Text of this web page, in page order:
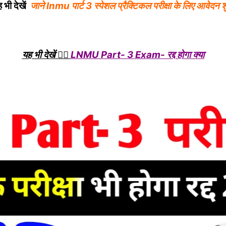
भी देखें जाने lnmu पार्ट 3 स्पेशल प्रैक्टिकल परीक्षा के लिए आवेदन
यह भी देखें 👉🏿 LNMU Part- 3 Exam- रद्द होगा क्या